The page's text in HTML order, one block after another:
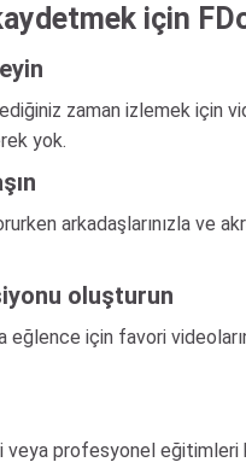
için
zaman izlemek için
yok.
arkadaşlarınızla ve
oluşturun
eğlence için favori
profesyonel eğitimleri